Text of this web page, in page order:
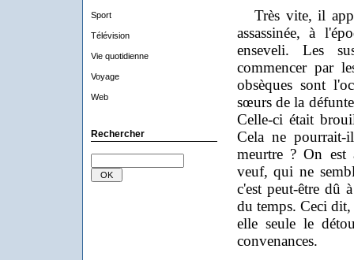
Sport
Télévision
Vie quotidienne
Voyage
Web
Rechercher
Très vite, il
assassinée, à
enseveli. Les
commencer par
obsèques sont
sœurs de la
Celle-ci était
Cela ne
meurtre ? On est
veuf, qui ne
c'est peut-être dû
du temps. Ceci
elle seule le
convenances.